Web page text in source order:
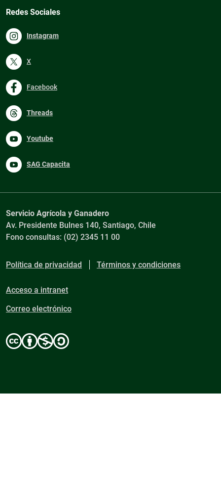
Redes Sociales
Instagram
X
Facebook
Threads
Youtube
SAG Capacita
Servicio Agrícola y Ganadero
Av. Presidente Bulnes 140, Santiago, Chile
Fono consultas: (02) 2345 11 00
Política de privacidad Términos y condiciones
Acceso a intranet
Correo electrónico